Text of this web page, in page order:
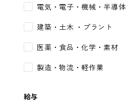
電気・電子・機械・半導体
建築・土木 ・プラント
医薬・食品・化学・素材
製造・物流・軽作業
給与